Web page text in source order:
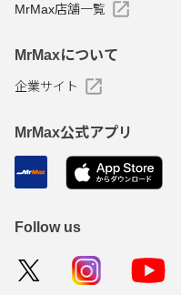
MrMax店舗一覧
MrMaxについて
企業サイト
MrMax公式アプリ
Follow us